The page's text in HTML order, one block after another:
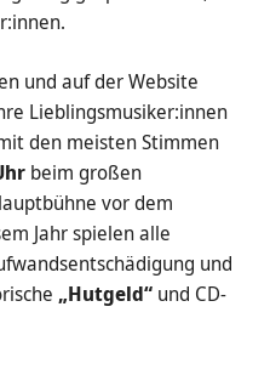
und auf der Website
Lieblingsmusiker:innen
den meisten Stimmen
beim großen
vor dem
Jahr spielen alle
und
„Hutgeld“ und CD-